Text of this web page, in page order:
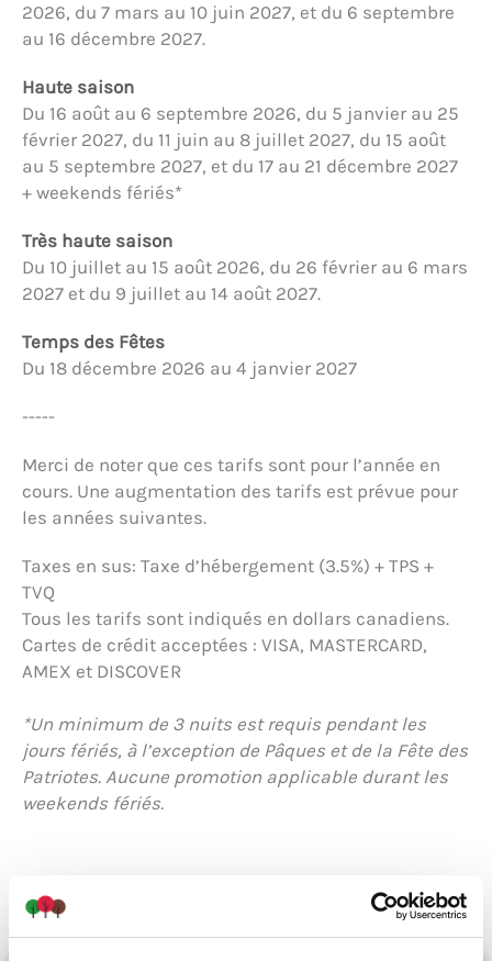
2026, du 7 mars au 10 juin 2027, et du 6 septembre
au 16 décembre 2027.
Haute saison
Du 16 août au 6 septembre 2026, du 5 janvier au 25
février 2027, du 11 juin au 8 juillet 2027, du 15 août
au 5 septembre 2027, et du 17 au 21 décembre 2027
+ weekends fériés*
Très haute saison
Du 10 juillet au 15 août 2026, du 26 février au 6 mars
2027 et du 9 juillet au 14 août 2027.
Temps des Fêtes
Du 18 décembre 2026 au 4 janvier 2027
-----
Merci de noter que ces tarifs sont pour l’année en
cours. Une augmentation des tarifs est prévue pour
les années suivantes.
Taxes en sus: Taxe d’hébergement (3.5%) + TPS +
TVQ
Tous les tarifs sont indiqués en dollars canadiens.
Cartes de crédit acceptées : VISA, MASTERCARD,
AMEX et DISCOVER
*Un minimum de 3 nuits est requis pendant les
jours fériés, à l’exception de Pâques et de la Fête des
Patriotes. Aucune promotion applicable durant les
weekends fériés.
Conditions de location